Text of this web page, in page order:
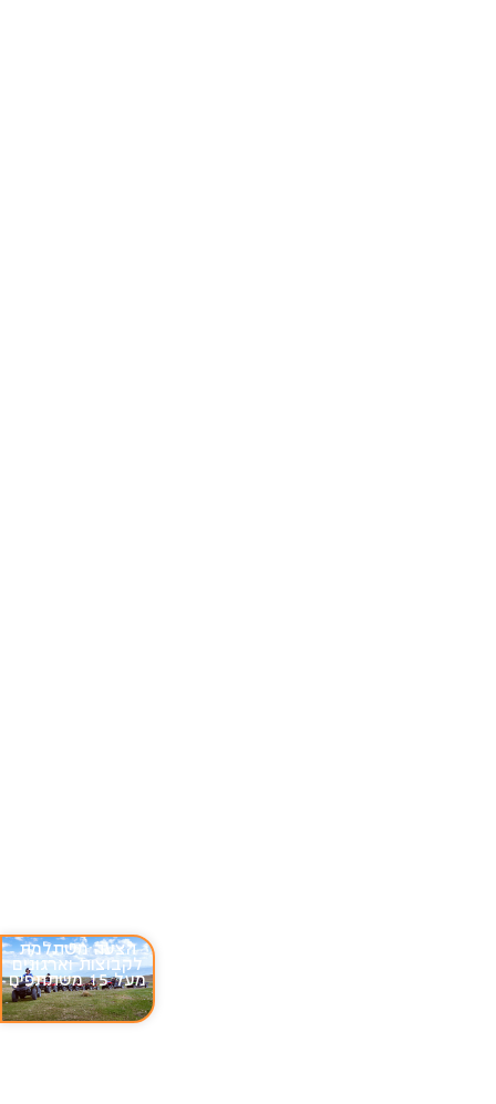
הצעה משתלמת
לקבוצות וארגונים
מעל 15 משתתפים